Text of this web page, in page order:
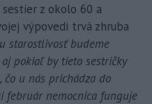
z okolo 60 a
výpovedi trvá zhruba
starostlivosť budeme
aj pokiaľ by tieto sestričky
u nás prichádza do
február nemocnica funguje